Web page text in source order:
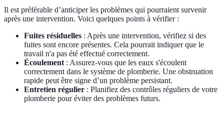
Il est préférable d’anticiper les problèmes qui pourraient survenir
après une intervention. Voici quelques points à vérifier :
Fuites résiduelles : Après une intervention, vérifiez si des
fuites sont encore présentes. Cela pourrait indiquer que le
travail n'a pas été effectué correctement.
Écoulement : Assurez-vous que les eaux s'écoulent
correctement dans le système de plomberie. Une obstruation
rapide peut être signe d’un problème persistant.
Entretien régulier : Planifiez des contrôles réguliers de votre
plomberie pour éviter des problèmes futurs.